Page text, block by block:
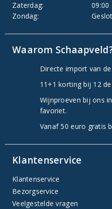
Zaterdag:
09:00
Zondag:
Waarom
Directe import van
11+1 korting bij 12
Wijnproeven bij ons
favoriet.
Vanaf 50 euro gratis
Klantenservice
Klantenservice
Bezorgservice
Veelgestelde vragen